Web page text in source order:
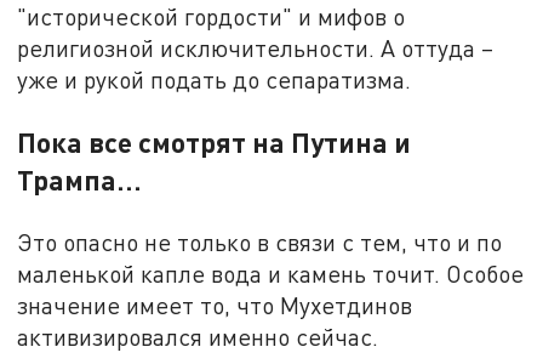
"исторической гордости" и мифов о
религиозной исключительности. А оттуда –
уже и рукой подать до сепаратизма.
Пока все смотрят на Путина и
Трампа…
Это опасно не только в связи с тем, что и по
маленькой капле вода и камень точит. Особое
значение имеет то, что Мухетдинов
активизировался именно сейчас.